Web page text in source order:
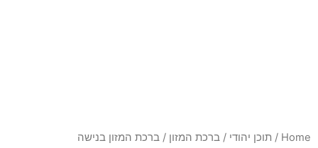
Home
/ תוכן יהודי / ברכת המזון / ברכת המזון בנישה